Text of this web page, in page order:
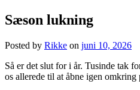
Sæson lukning
Posted by Rikke on juni 10, 2026
Så er det slut for i år. Tusinde tak
os allerede til at åbne igen omkring